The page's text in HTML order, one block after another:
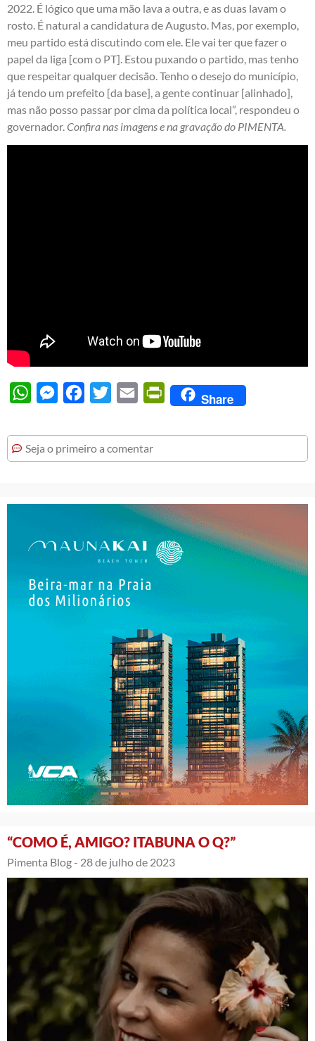
2022. É lógico que uma mão lava a outra, e as duas lavam o
rosto. É natural a candidatura de Augusto. Mas, por exemplo,
meu partido está discutindo com ele. Ele vai ter que fazer o
papel da liga [com o PT]. Estou puxando o partido, mas tenho
que respeitar qualquer decisão. Tenho o desejo do município,
já tendo um prefeito [da base], a gente continuar [alinhado],
mas não posso passar por cima da política local”, respondeu o
governador. Confira nas imagens e na gravação do PIMENTA.
WhatsAppMessengerFacebook
Twitter Email PrintFriendly
Share
Seja o primeiro a comentar
“COMO É, AMIGO? ITABUNA O Q?”
Pimenta Blog - 28 de julho de 2023